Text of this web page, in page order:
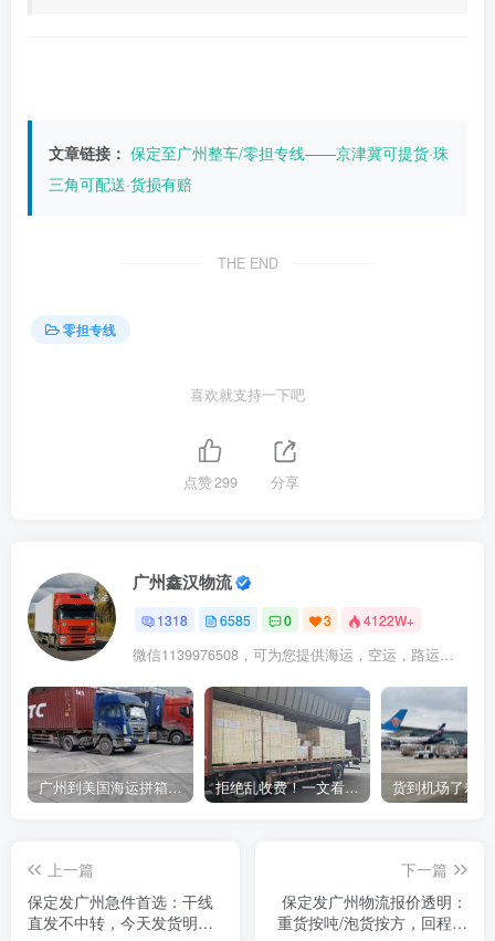
文章链接： 保定至广州整车/零担专线——京津冀可提货·珠
三角可配送·货损有赔
THE END
零担专线
喜欢就支持一下吧
点赞299 分享
广州鑫汉物流
1318 6585 0 3 4122W+
微信1139976508，可为您提供海运，空运，路运，铁路运输
广州到美国海运拼箱多少钱？2024年最新运费构成+隐藏费用避坑指南 拒绝乱收费！一文看懂中国货代计费套路，教你避开所有隐形坑
上一篇
保定发广州急件首选：干线
直发不中转，今天发货明天
下一篇
保定发广州物流报价透明：
重货按吨/泡货按方，回程车